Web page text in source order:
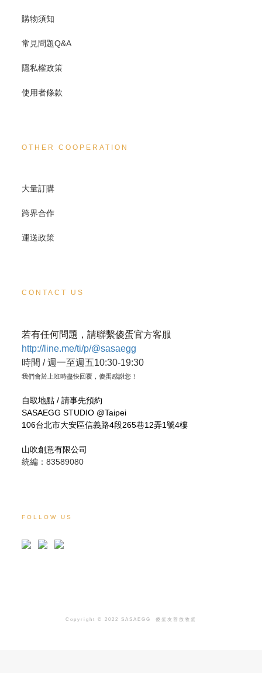
購物須知
常見問題Q&A
隱私權政策
使用者條款
OTHER COOPERATION
大量訂購
跨界合作
運送政策
CONTACT US
若有任何問題，請聯繫傻蛋官方客服
http://line.me/ti/p/@sasaegg
時間 / 週一至週五10:30-19:30
我們會於上班時盡快回覆，傻蛋感謝您！
自取地點 / 請事先預約
SASAEGG STUDIO @Taipei
106台北市大安區信義路4段265巷12弄1號4樓
山吹創意有限公司
統編：83589080
FOLLOW US
Copyright © 2022 SASAEGG 傻蛋友善放牧蛋